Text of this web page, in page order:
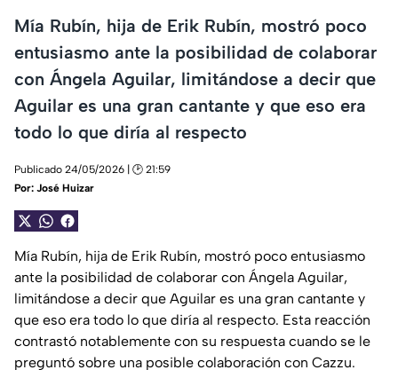
Mía Rubín, hija de Erik Rubín, mostró poco
entusiasmo ante la posibilidad de colaborar
con Ángela Aguilar, limitándose a decir que
Aguilar es una gran cantante y que eso era
todo lo que diría al respecto
Publicado 24/05/2026 | 🕑 21:59
Por: José Huizar
Mía Rubín, hija de Erik Rubín, mostró poco entusiasmo
ante la posibilidad de colaborar con Ángela Aguilar,
limitándose a decir que Aguilar es una gran cantante y
que eso era todo lo que diría al respecto. Esta reacción
contrastó notablemente con su respuesta cuando se le
preguntó sobre una posible colaboración con Cazzu.